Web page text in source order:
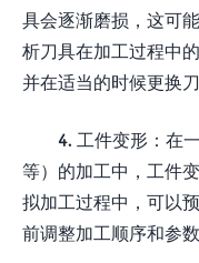
具会逐渐磨损，这可
析刀具在加工过程中
并在适当的时候更换刀
4. 工件变形：在
等）的加工中，工件
拟加工过程中，可以
前调整加工顺序和参